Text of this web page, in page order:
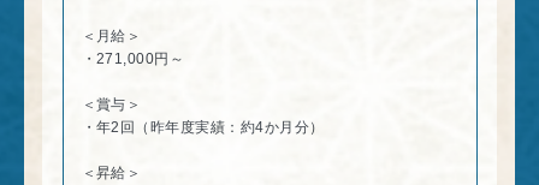
＜月給＞
・271,000円～
＜賞与＞
・年2回（昨年度実績：約4か月分）
＜昇給＞